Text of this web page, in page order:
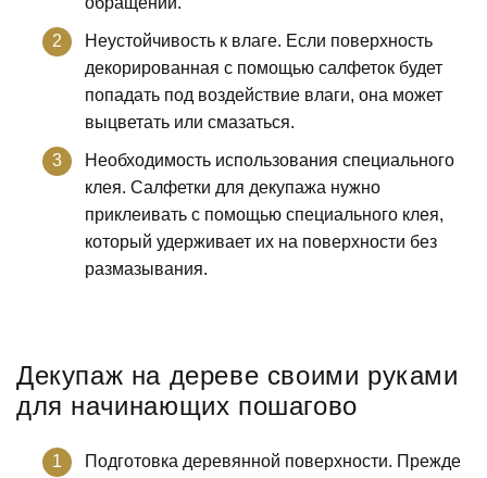
Неустойчивость к влаге. Если поверхность
декорированная с помощью салфеток будет
попадать под воздействие влаги, она может
выцветать или смазаться.
Необходимость использования специального
клея. Салфетки для декупажа нужно
приклеивать с помощью специального клея,
который удерживает их на поверхности без
размазывания.
Декупаж на дереве своими руками
для начинающих пошагово
Подготовка деревянной поверхности. Прежде